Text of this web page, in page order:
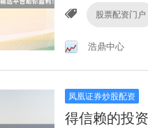
股票配资门户
浩鼎中心
凤凰证券炒股配资
得信赖的投